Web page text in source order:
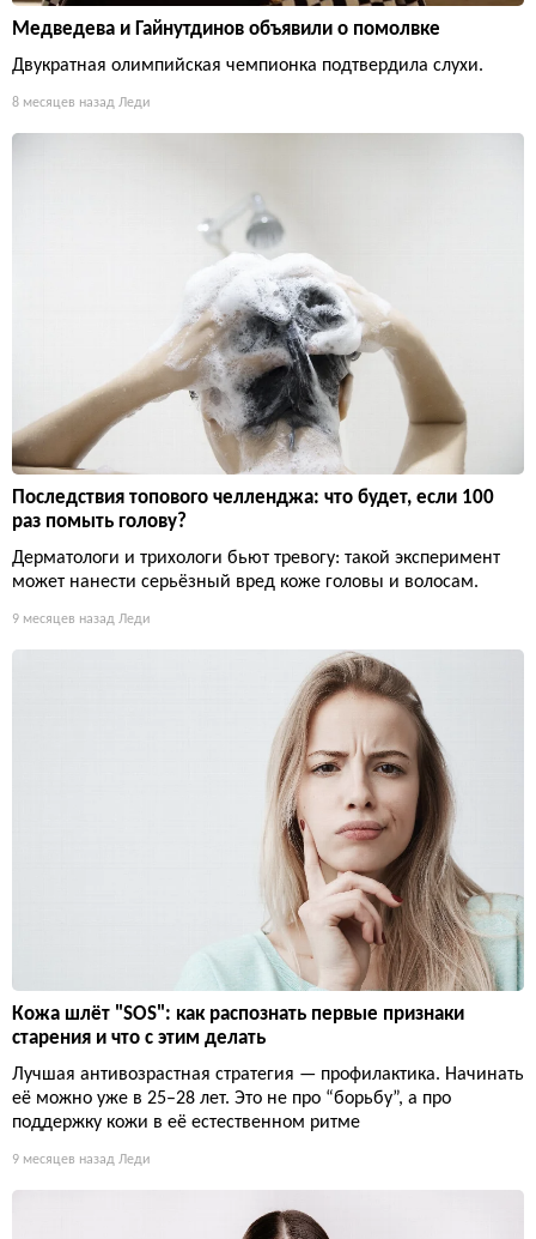
Медведева и Гайнутдинов объявили о помолвке
Двукратная олимпийская чемпионка подтвердила слухи.
8 месяцев назад Леди
Последствия топового челленджа: что будет, если 100
раз помыть голову?
Дерматологи и трихологи бьют тревогу: такой эксперимент
может нанести серьёзный вред коже головы и волосам.
9 месяцев назад Леди
Кожа шлёт "SOS": как распознать первые признаки
старения и что с этим делать
Лучшая антивозрастная стратегия — профилактика. Начинать
её можно уже в 25–28 лет. Это не про “борьбу”, а про
поддержку кожи в её естественном ритме
9 месяцев назад Леди